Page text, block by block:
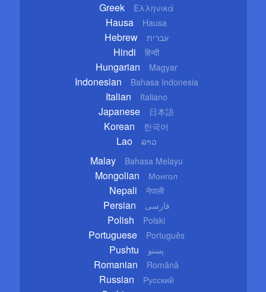
Greek Ελληνικά
Hausa Hausa
Hebrew עברית
Hindi हिन्दी
Hungarian Magyar
Indonesian Bahasa Indonesia
Italian Italiano
Japanese 日本語
Korean 한국어
Lao ລາວ
Malay Bahasa Melayu
Mongolian Монгол
Nepali नेपाली
Persian فارسی
Polish Polski
Portuguese Português
Pushtu پښتو
Romanian Română
Russian Русский